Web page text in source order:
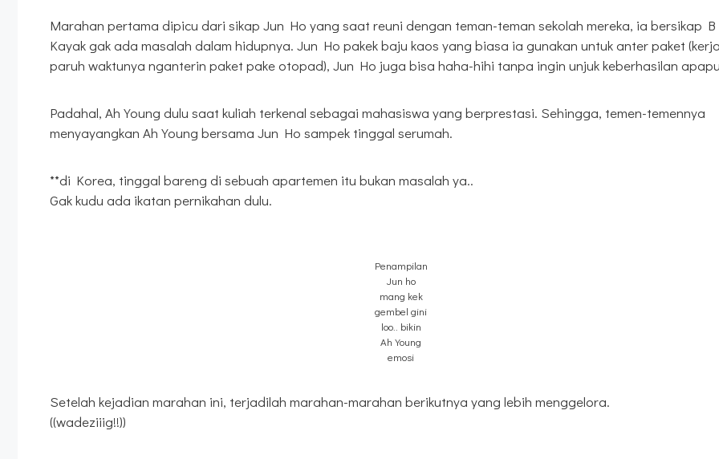
Marahan pertama dipicu dari sikap Jun Ho yang saat reuni dengan teman-teman sekolah mereka, ia bersikap
Kayak gak ada masalah dalam hidupnya. Jun Ho pakek baju kaos yang biasa ia gunakan untuk anter paket
paruh waktunya nganterin paket pake otopad), Jun Ho juga bisa haha-hihi tanpa ingin unjuk keberhasilan
Padahal, Ah Young dulu saat kuliah terkenal sebagai mahasiswa yang berprestasi. Sehingga, temen-temennya
menyayangkan Ah Young bersama Jun Ho sampek tinggal serumah.
**di Korea, tinggal bareng di sebuah apartemen itu bukan masalah ya..
Gak kudu ada ikatan pernikahan dulu.
Penampilan
Jun ho
mang kek
gembel gini
loo.. bikin
Ah Young
emosi
Setelah kejadian marahan ini, terjadilah marahan-marahan berikutnya yang lebih menggelora.
((wadeziiig!!))